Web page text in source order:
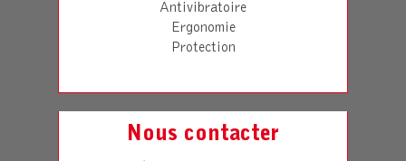
Antivibratoire
Ergonomie
Protection
Nous contacter